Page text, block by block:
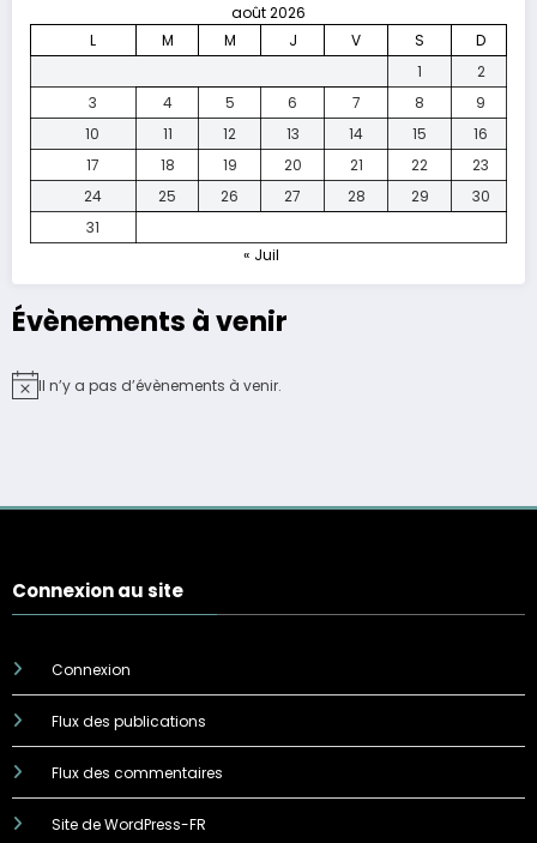
août 2026
L
M M J V S
D
1
2
3
4 5 6 7 8
9
10
11 12 13 14 15
16
17
18 19 20 21 22
23
24
25 26 27 28 29
30
31
« Juil
Évènements à venir
NoticeIl n’y a pas d’évènements à venir.
Connexion au site
Connexion
Flux des publications
Flux des commentaires
Site de WordPress-FR